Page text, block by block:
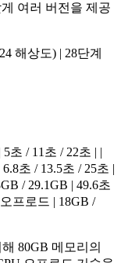
여러 버전을 제공
해상도) | 28단계
초 / 11초 / 22초 | |
초 / 13.5초 / 25초 |
/ 29.1GB | 49.6초
프로드 | 18GB /
80GB 메모리의